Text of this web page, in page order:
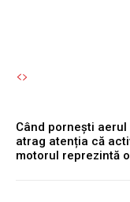
Când pornești
atrag atenția că
motorul reprezintă